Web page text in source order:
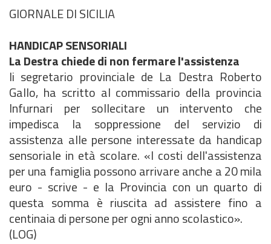
GIORNALE DI SICILIA
HANDICAP SENSORIALI
La Destra chiede di non fermare l'assistenza
li segretario provinciale de La Destra Roberto
Gallo, ha scritto al commissario della provincia
Infurnari per sollecitare un intervento che
impedisca la soppressione del servizio di
assistenza alle persone interessate da handicap
sensoriale in età scolare. «I costi dell'assistenza
per una famiglia possono arrivare anche a 20 mila
euro - scrive - e la Provincia con un quarto di
questa somma è riuscita ad assistere fino a
centinaia di persone per ogni anno scolastico».
(LOG)